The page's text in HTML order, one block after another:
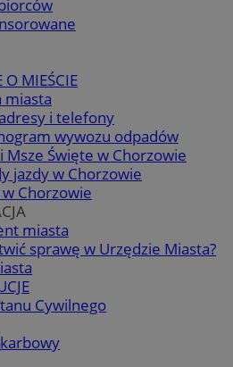
O MIEŚCIE
miasta
i telefony
wywozu odpadów
Msze Święte w Chorzowie
jazdy w Chorzowie
Chorzowie
miasta
sprawę w Urzędzie Miasta?
Cywilnego